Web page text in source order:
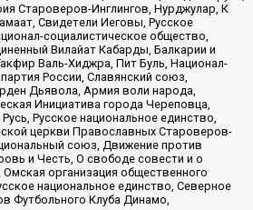
Староверов-Инглингов, Нурджулар, К
Свидетели Иеговы, Русское
социалистическое общество,
Вилайат Кабарды, Балкарии и
Валь-Хиджра, Пит Буль, Национал-
России, Славянский союз,
Дьявола, Армия воли народа,
Инициатива города Череповца,
Русское национальное единство,
церкви Православных Староверов-
союз, Движение против
и Честь, О свободе совести и о
организация общественного
национальное единство, Северное
Футбольного Клуба Динамо,